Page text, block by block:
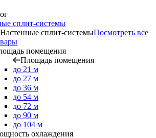
сплит-системы
Настенные сплит-системыПосмотреть все
помещения
Площадь помещения
до 21 м
до 27 м
до 36 м
до 54 м
до 72 м
до 90 м
до 104 м
охлаждения